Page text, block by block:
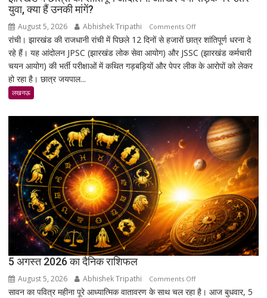
युवा, क्या हैं उनकी मांगें?
August 5, 2026 Abhishek Tripathi Comments Offon
झारखंड
में
छात्रों
आखिर
क्यों
सड़क
पर
उतरे
युवा,
क्या
हैं
उनकी
मांगें?
रांची। झारखंड की राजधानी रांची में पिछले 12 दिनों से हजारों छात्र शांतिपूर्ण धरना दे
रहे हैं। यह आंदोलन JPSC (झारखंड लोक सेवा आयोग) और JSSC (झारखंड कर्मचारी
चयन आयोग) की भर्ती परीक्षाओं में कथित गड़बड़ियों और पेपर लीक के आरोपों को लेकर
हो रहा है। छात्र जयपाल...
लखनऊ
5 अगस्त 2026 का दैनिक राशिफल
August 5, 2026 Abhishek Tripathi Comments Offon
5
सावन का पवित्र महीना पूरे आध्यात्मिक वातावरण के साथ चल रहा है। आज बुधवार, 5